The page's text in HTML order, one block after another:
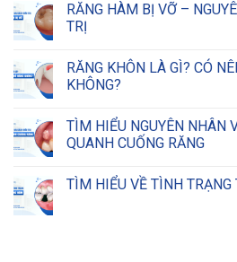
RĂNG HÀM BỊ VỠ –
TRỊ
RĂNG KHÔN LÀ GÌ? CÓ
KHÔNG?
TÌM HIỂU NGUYÊN NHÂN
QUANH CUỐNG RĂNG
TÌM HIỂU VỀ TÌNH TRẠNG